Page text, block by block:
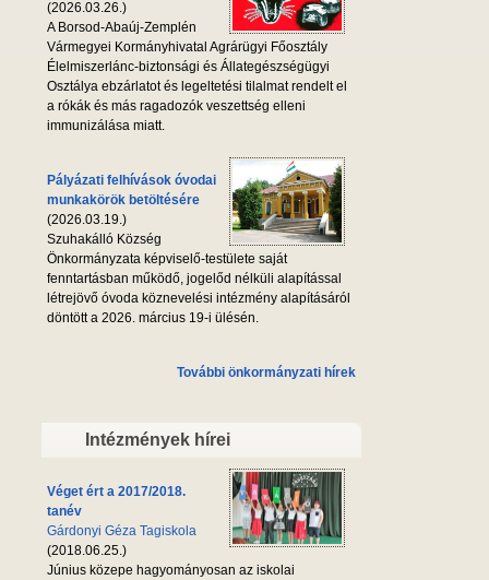
(2026.03.26.)
A Borsod-Abaúj-Zemplén
Vármegyei Kormányhivatal Agrárügyi Főosztály
Élelmiszerlánc-biztonsági és Állategészségügyi
Osztálya ebzárlatot és legeltetési tilalmat rendelt el
a rókák és más ragadozók veszettség elleni
immunizálása miatt.
Pályázati felhívások óvodai
munkakörök betöltésére
(2026.03.19.)
Szuhakálló Község
Önkormányzata képviselő-testülete saját
fenntartásban működő, jogelőd nélküli alapítással
létrejövő óvoda köznevelési intézmény alapításáról
döntött a 2026. március 19-i ülésén.
További önkormányzati hírek
Intézmények hírei
Véget ért a 2017/2018.
tanév
Gárdonyi Géza Tagiskola
(2018.06.25.)
Június közepe hagyományosan az iskolai